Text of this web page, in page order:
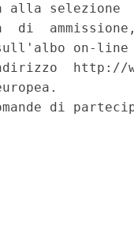
alla selezione
di
sull'albo on-
http://
di